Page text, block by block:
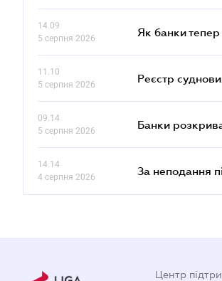
14.09
5 серпня 2026
Як банки
11.10
5 серпня 2026
Реєстр
09.14
5 серпня 2026
Банки
14.14
4 серпня 2026
За неподання
Центр